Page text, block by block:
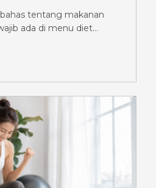
Sampai Terlewat
tentang makanan
ada di menu diet